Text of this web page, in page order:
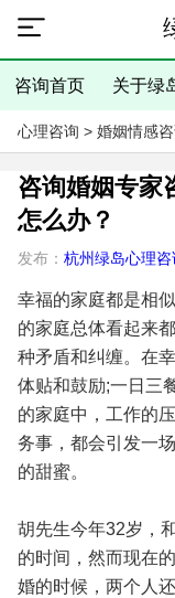
咨询首页 关于绿
心理咨询 > 婚姻情感
咨询婚姻专家
怎么办？
发布： 杭州绿岛心理咨
幸福的家庭都是相
的家庭总体看起来
种矛盾和纠缠。在
体贴和鼓励;一日三
的家庭中，工作的
务事，都会引发一
的甜蜜。
胡先生今年32岁，
的时间，然而现在
婚的时候，两个人